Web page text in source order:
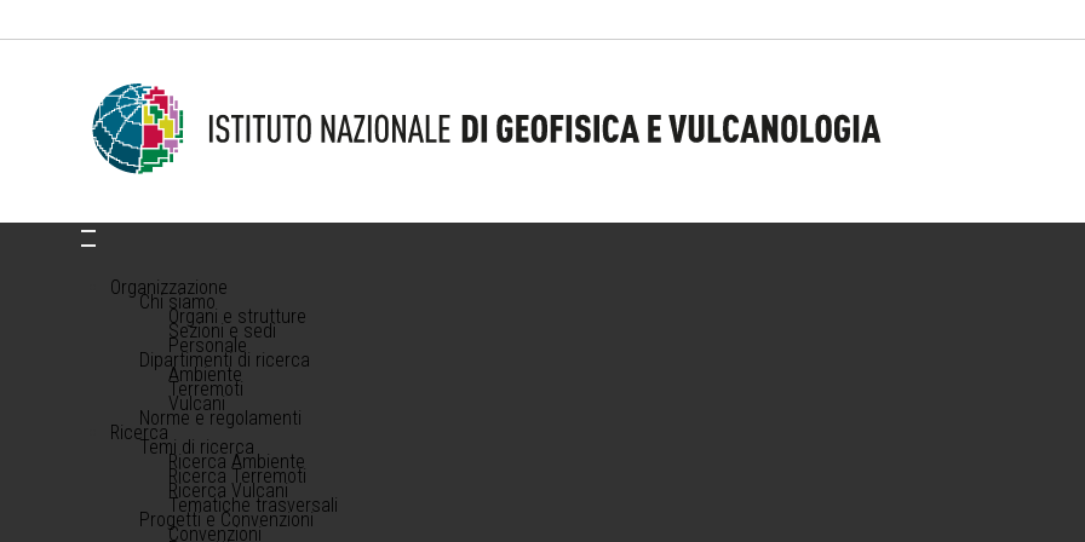
Organizzazione
Chi siamo
Organi e strutture
Sezioni e sedi
Personale
Dipartimenti di ricerca
Ambiente
Terremoti
Vulcani
Norme e regolamenti
Ricerca
Temi di ricerca
Ricerca Ambiente
Ricerca Terremoti
Ricerca Vulcani
Tematiche trasversali
Progetti e Convenzioni
Convenzioni